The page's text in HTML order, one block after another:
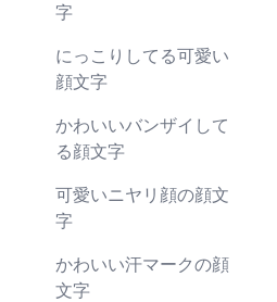
字
にっこりしてる可愛い
顔文字
かわいいバンザイして
る顔文字
可愛いニヤリ顔の顔文
字
かわいい汗マークの顔
文字